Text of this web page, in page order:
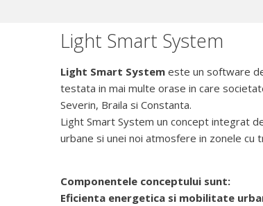
Light Smart System
Light Smart System este un software
testata in mai multe orase in care
Severin, Braila si Constanta.
Light Smart System un concept integrat
urbane si unei noi atmosfere in zonele cu
Componentele conceptului sunt:
Eficienta energetica si mobilitate